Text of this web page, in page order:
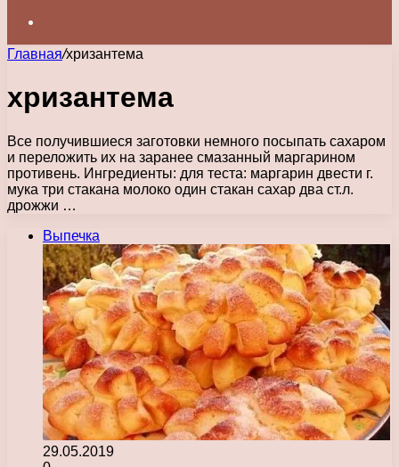
Главная/хризантема
хризантема
Все получившиеся заготовки немного посыпать сахаром
и переложить их на заранее смазанный маргарином
противень. Ингредиенты: для теста: маргарин двести г.
мука три стакана молоко один стакан сахар два ст.л.
дрожжи …
Выпечка
29.05.2019